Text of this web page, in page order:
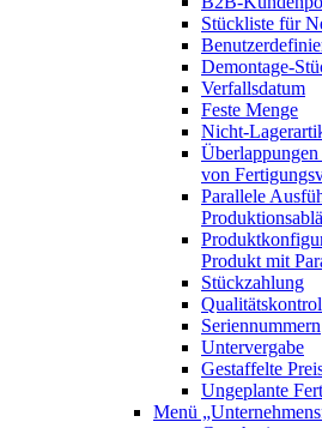
Stückliste für
Demontage-
Verfallsdatum
Feste Menge
Nicht-
von
Parallele
Produkt mit
Stückzahlung
Seriennummern
Untervergabe
Gestaffelte
Ungeplante
Menü